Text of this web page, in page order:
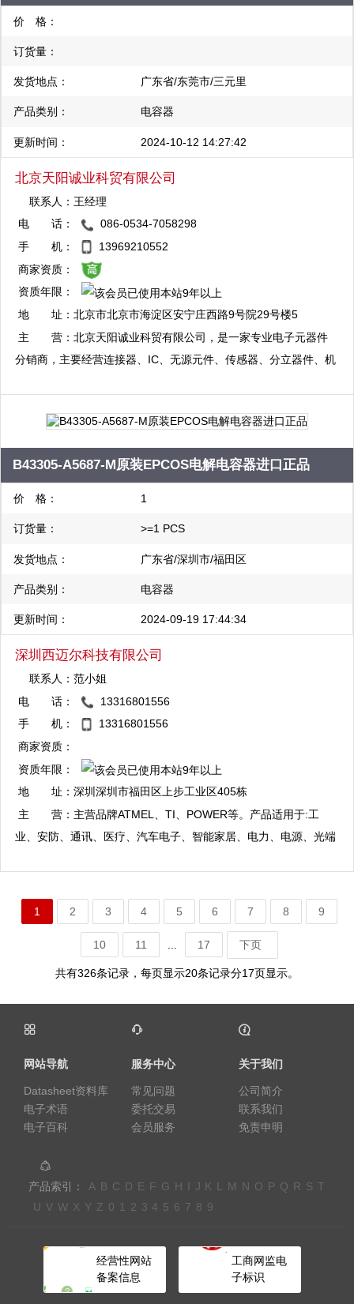
MAXIM、HONEYWELL等。自成立以来，始终坚持以客户需求为
为原装正品。 我公司建立了遍布全球的供应商网络，自有库存面
积超过3万平方米，现货库存金额过亿元，有约15万条型号的现货
库存，分销型号达800多万种，现货能够保证下单当天发货，快速
电子、新能源及医疗领域客户提供一站式电子产品智造解决方案。
业务主要涉及线束加工与PCBA智造，具体涵盖线束样品开发测
务。 线束加工和PCBA智造业务请联系： 李小姐 18660577318
yamy@buyelec.net QQ:2850707132
订货
价 格：
订货量：
发货地点： 广东省/东莞市/三元里
产品类别： 电容器
更新时间： 2024-10-12 14:27:42
北京天阳诚业科贸有限公司
联系人： 王经理
QQ：2881704731
复制
电 话：
086-0534-7058298
手 机：
13969210552
商家资质：
资质年限：
地 址：北京市北京市海淀区安宁庄西路9号院29号楼5
层503室
主 营：北京天阳诚业科贸有限公司，是一家专业电子元器件
分销商，主要经营连接器、IC、无源元件、传感器、分立器件、机
STM、ANALOG DEVICES INC、INFINEON、INTEL、
MICRON、CYPRESS、SCHAFFNER、ON
SEMICONDUCTOR、NEXPERIA、VISHAY、QORVO、
MAXIM、HONEYWELL等。自成立以来，始终坚持以客户需求为
为原装正品。 我公司建立了遍布全球的供应商网络，自有库存面
积超过3万平方米，现货库存金额过亿元，有约15万条型号的现货
电子、新能源及医疗领域客户提供一站式电子产品智造解决方案。
业务主要涉及线束加工与PCBA智造，具体涵盖线束样品开发测
yamy@buyelec.net QQ:2850707132
B43305-A5687-M原装EPCOS电解电容器进口正品
价 格： 1
订货量： >=1 PCS
发货地点： 广东省/深圳市/福田区
产品类别： 电容器
更新时间： 2024-09-19 17:44:34
深圳西迈尔科技有限公司
联系人：范小姐
QQ：13316801556
QQ：2706801556
复制
电 话：
13316801556
手 机：
13316801556
商家资质：
资质年限：
地 址：深圳深圳市福田区上步工业区405栋
主 营： 主营品牌ATMEL、TI、POWER等。产品适用于:工
业、安防、通讯、医疗、汽车电子、智能家居、电力、电源、光端
1 2 3 4 5 6 7 8 9
10 11 17 下页
共有326条记录，每页显示20条记录分17页显示。
网站导航
Datasheet资料库
电子术语
电子百科
服务中心
常见问题
委托交易
会员服务
关于我们
公司简介
联系我们
免责申明
产品索引： A B C D E F G H I J K L M N O P Q R S T
U V W X Y Z 0 1 2 3 4 5 6 7 8 9
经营性网站
备案信息
工商网监电
子标识